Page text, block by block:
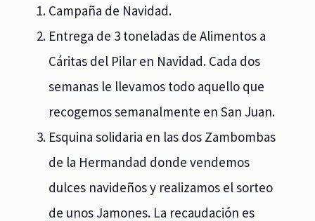
semanas le llevamos todo aquello que
recogemos semanalmente en San Juan.
Esquina solidaria en las dos Zambombas
de la Hermandad donde vendemos
dulces navideños y realizamos el sorteo
de unos Jamones. La recaudación es
integra para la campaña de Navidad.
Acto de entrega de los juguetes de Reyes
a los niños del barrio y a los Hermanos